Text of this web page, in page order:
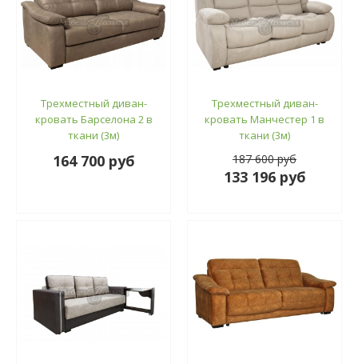
Трехместный диван-
кровать Барселона 2 в
ткани (3м)
164 700 руб
Трехместный диван-
кровать Манчестер 1 в
ткани (3м)
187 600 руб
133 196 руб